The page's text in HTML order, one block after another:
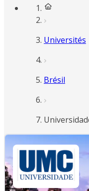
Universités
Brésil